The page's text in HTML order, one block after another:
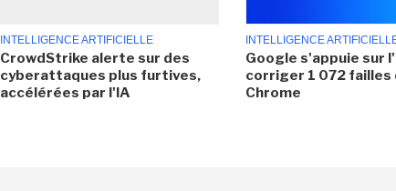
INTELLIGENCE ARTIFICIELLE
CrowdStrike alerte sur des
cyberattaques plus furtives,
accélérées par l'IA
INTELLIGENCE
Google s'appuie sur
corriger 1 072 failles
Chrome